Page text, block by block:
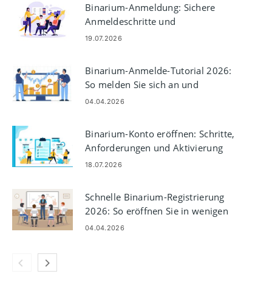
Binarium-Anmeldung: Sichere
Anmeldeschritte und
Fehlerbehebung
19.07.2026
Binarium-Anmelde-Tutorial 2026:
So melden Sie sich an und
beheben Anmeldeprobleme
04.04.2026
Binarium-Konto eröffnen: Schritte,
Anforderungen und Aktivierung
18.07.2026
Schnelle Binarium-Registrierung
2026: So eröffnen Sie in wenigen
Minuten ein Konto
04.04.2026